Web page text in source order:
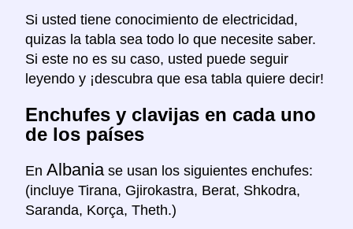
Si usted tiene conocimiento de electricidad,
quizas la tabla sea todo lo que necesite saber.
Si este no es su caso, usted puede seguir
leyendo y ¡descubra que esa tabla quiere decir!
Enchufes y clavijas en cada uno
de los países
En Albania se usan los siguientes enchufes:
(incluye Tirana, Gjirokastra, Berat, Shkodra,
Saranda, Korça, Theth.)